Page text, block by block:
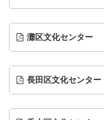
灘区文化センター
長田区文化センター